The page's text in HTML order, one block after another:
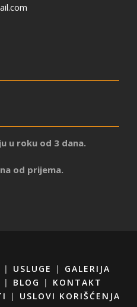
u roku od 3 dana.
od prijema.
| USLUGE | GALERIJA
| BLOG | KONTAKT
| USLOVI KORIŠĆENJA